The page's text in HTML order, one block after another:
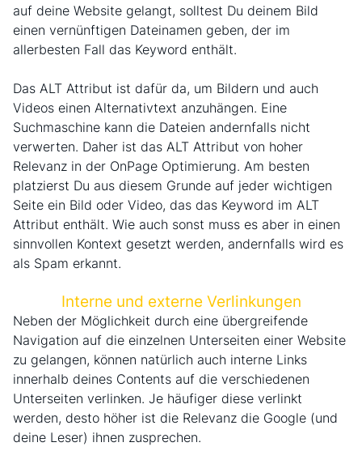
auf deine Website gelangt, solltest Du deinem Bild
einen vernünftigen Dateinamen geben, der im
allerbesten Fall das Keyword enthält.
Das ALT Attribut ist dafür da, um Bildern und auch
Videos einen Alternativtext anzuhängen. Eine
Suchmaschine kann die Dateien andernfalls nicht
verwerten. Daher ist das ALT Attribut von hoher
Relevanz in der OnPage Optimierung. Am besten
platzierst Du aus diesem Grunde auf jeder wichtigen
Seite ein Bild oder Video, das das Keyword im ALT
Attribut enthält. Wie auch sonst muss es aber in einen
sinnvollen Kontext gesetzt werden, andernfalls wird es
als Spam erkannt.
Interne und externe Verlinkungen
Neben der Möglichkeit durch eine übergreifende
Navigation auf die einzelnen Unterseiten einer Website
zu gelangen, können natürlich auch interne Links
innerhalb deines Contents auf die verschiedenen
Unterseiten verlinken. Je häufiger diese verlinkt
werden, desto höher ist die Relevanz die Google (und
deine Leser) ihnen zusprechen.